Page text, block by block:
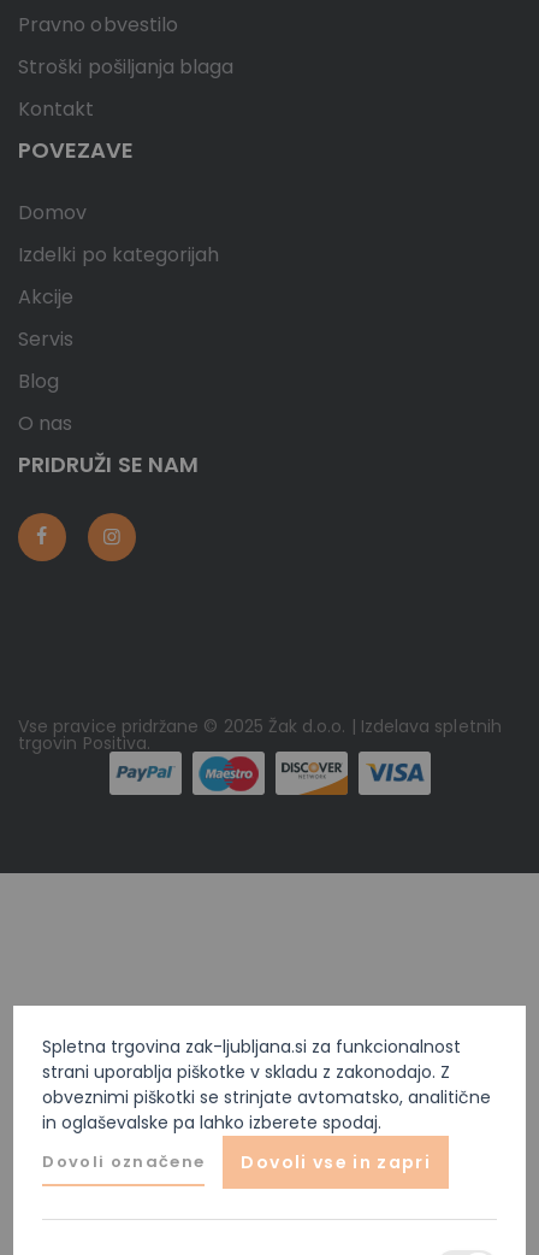
Spletna trgovina zak-ljubljana.si za funkcionalnost
strani uporablja piškotke v skladu z zakonodajo. Z
obveznimi piškotki se strinjate avtomatsko, analitične
in oglaševalske pa lahko izberete spodaj.
Dovoli označene Dovoli vse in zapri
Pravno obvestilo
Stroški pošiljanja blaga
Kontakt
POVEZAVE
Domov
Izdelki po kategorijah
Akcije
Servis
Blog
O nas
PRIDRUŽI SE NAM
Vse pravice pridržane © 2025 Žak d.o.o. | Izdelava spletnih
trgovin Positiva.